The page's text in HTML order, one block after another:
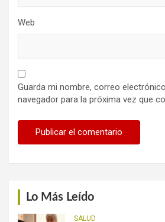
Web
Guarda mi nombre, correo
navegador para la próxima vez que
Lo Más Leído
SALUD